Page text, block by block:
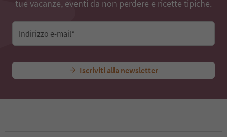
tue vacanze, eventi da non perdere e ricette tipiche.
Indirizzo e-mail*
Iscriviti alla newsletter